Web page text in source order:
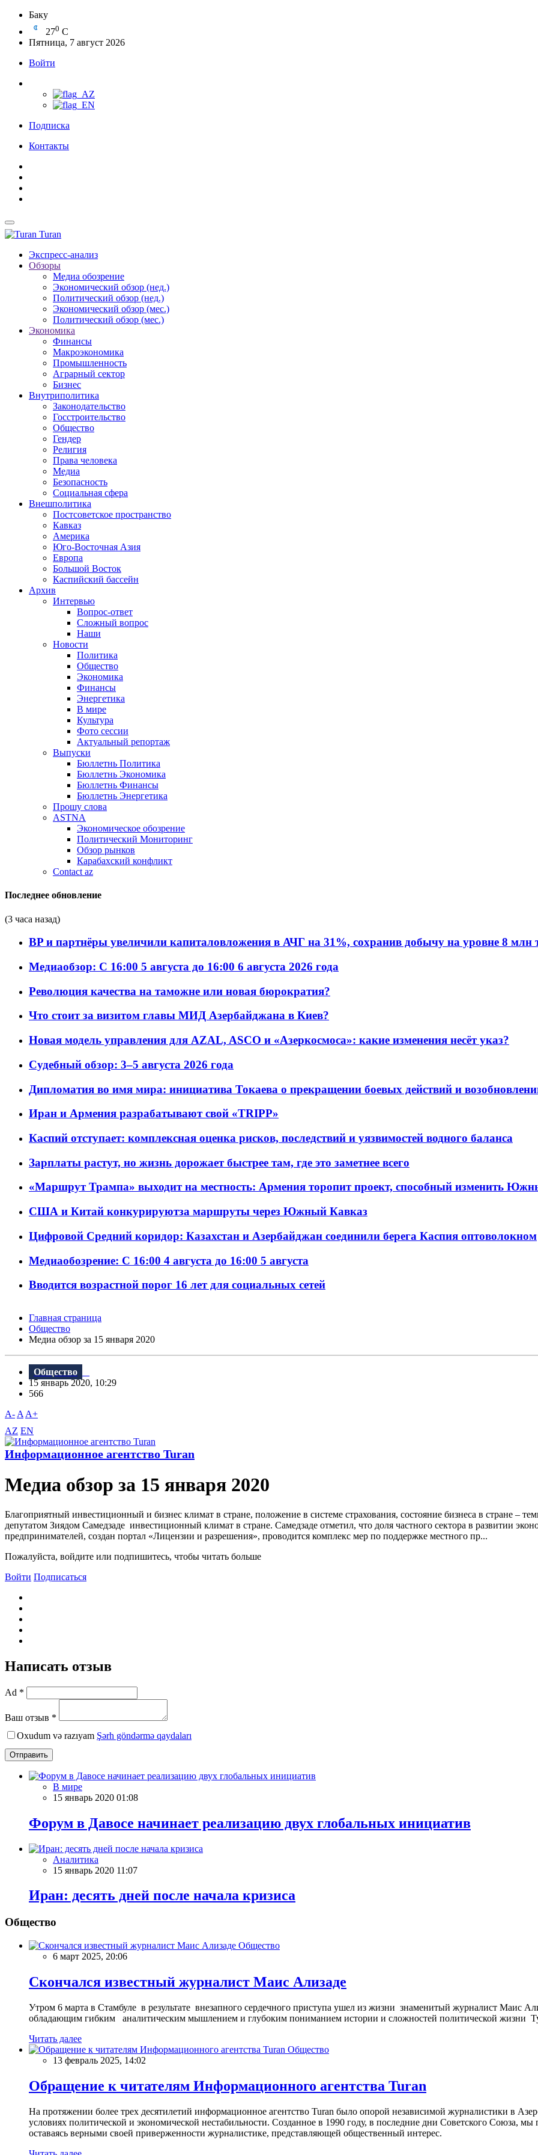
Баку
270 C
Пятница, 7 август 2026
Войти
Подписка
Контакты
Turan
Экспресс-анализ
Обзоры
Медиа обозрение
Экономический обзор (нед.)
Политический обзор (нед.)
Экономический обзор (мес.)
Политический обзор (мес.)
Экономика
Финансы
Макроэкономика
Промышленность
Аграрный сектор
Бизнес
Внутриполитика
Законодательство
Госстроительство
Общество
Гендер
Религия
Права человека
Медиа
Безопасность
Социальная сфера
Внешполитика
Постсоветское пространство
Кавказ
Америка
Юго-Восточная Азия
Европа
Большой Восток
Каспийский бассейн
Архив
Интервью
Вопрос-ответ
Сложный вопрос
Наши
Новости
Политика
Общество
Экономика
Финансы
Энергетика
В мире
Культура
Фото сессии
Актуальный репортаж
Выпуски
Бюллетнь Политика
Бюллетнь Экономика
Бюллетнь Финансы
Бюллетнь Энергетика
Прошу слова
ASTNA
Экономическое обозрение
Политический Мониторинг
Обзор рынков
Карабахский конфликт
Contact az
Последнее обновление
(3 часа назад)
BP и партнёры увеличили капиталовложения в АЧГ на 31%, сохранив добычу на уровне 8 млн
Медиаобзор: С 16:00 5 августа до 16:00 6 августа 2026 года
Революция качества на таможне или новая бюрократия?
Что стоит за визитом главы МИД Азербайджана в Киев?
Новая модель управления для AZAL, ASCO и «Азеркосмоса»: какие изменения несёт указ?
Судебный обзор: 3–5 августа 2026 года
Дипломатия во имя мира: инициатива Токаева о прекращении боевых действий и
Иран и Армения разрабатывают свой «TRIPP»
Каспий отступает: комплексная оценка рисков, последствий и уязвимостей водного баланса
Зарплаты растут, но жизнь дорожает быстрее там, где это заметнее всего
«Маршрут Трампа» выходит на местность: Армения торопит проект, способный изменить
США и Китай конкурируютза маршруты через Южный Кавказ
Цифровой Средний коридор: Казахстан и Азербайджан соединили берега Каспия оптоволокном
Медиаобозрение: С 16:00 4 августа до 16:00 5 августа
Вводится возрастной порог 16 лет для социальных сетей
Главная страница
Общество
Meдиа обзор за 15 января 2020
Общество
15 январь 2020, 10:29
566
A- A A+
AZ EN
Информационное агентство Turan
Meдиа обзор за 15 января 2020
Благоприятный инвестиционный и бизнес климат в стране, положение в системе страхования, состояние бизнеса в стране –
депутатом Зиядом Самедзаде инвестиционный климат в стране. Самедзаде отметил, что доля частного сектора в развитии
предпринимателей, создан портал «Лицензии и разрешения», проводится комплекс мер по поддержке местного пр...
Пожалуйста, войдите или подпишитесь, чтобы читать больше
Войти Подписаться
Написать отзыв
Ad *
Ваш отзыв *
Oxudum və razıyam Şərh göndərmə qaydaları
Отправить
В мире
15 январь 2020 01:08
Форум в Давосе начинает реализацию двух глобальных инициатив
Аналитика
15 январь 2020 11:07
Иран: десять дней после начала кризиса
Общество
Общество
6 март 2025, 20:06
Скончался известный журналист Маис Ализаде
Утром 6 марта в Стамбуле в результате внезапного сердечного приступа ушел из жизни знаменитый журналист Маис
обладающим гибким аналитическим мышлением и глубоким пониманием истории и сложностей политической жизни
Читать далее
Общество
13 февраль 2025, 14:02
Обращение к читателям Информационного агентства Turan
На протяжении более трех десятилетий информационное агентство Turan было опорой независимой журналистики в
условиях политической и экономической нестабильности. Созданное в 1990 году, в последние дни Советского Союза,
оставаясь верными своей приверженности журналистике, представляющей общественный интерес.